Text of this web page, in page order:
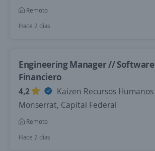
Remoto
Hace 2 días
Engineering Manager // Software
Financiero
4,2
Kaizen Recursos Humanos
Monserrat, Capital Federal
Remoto
Hace 2 días